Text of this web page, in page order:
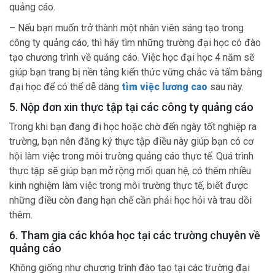
quảng cáo.
– Nếu bạn muốn trở thành một nhân viên sáng tạo trong
công ty quảng cáo, thì hãy tìm những trường đại học có đào
tạo chương trình về quảng cáo. Việc học đại học 4 năm sẽ
giúp bạn trang bị nền tảng kiến thức vững chắc và tấm bằng
đại học để có thể dễ dàng tìm việc lương cao sau này.
5. Nộp đơn xin thực tập tại các công ty quảng cáo
Trong khi bạn đang đi học hoặc chờ đến ngày tốt nghiệp ra
trường, bạn nên đăng ký thực tập điều này giúp bạn có cơ
hội làm việc trong môi trường quảng cáo thực tế. Quá trình
thực tập sẽ giúp bạn mở rộng mối quan hệ, có thêm nhiều
kinh nghiệm làm việc trong môi trường thực tế, biết được
những điều còn đang hạn chế cần phải học hỏi và trau dồi
thêm.
6. Tham gia các khóa học tại các trường chuyên về
quảng cáo
Không giống như chương trình đào tạo tại các trường đại